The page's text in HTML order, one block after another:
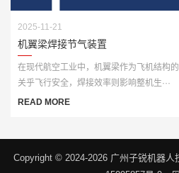
2025-11-21
机翼梁焊接节气装置
在现代航空工业中，机翼梁作为飞机结构
关乎飞行安全，焊接效率则影响整机生···
READ MORE
Copyright © 2024-2026 广州子锐机器人